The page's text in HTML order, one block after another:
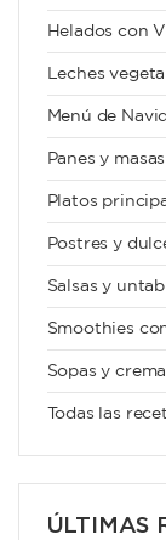
Helados con
Leches
Menú de
Panes y
Platos
Postres y
Salsas y
Smoothies
Sopas y
Todas las
ÚLTIMAS